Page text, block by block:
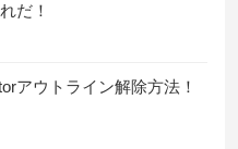
だ！
アウトライン解除方法！